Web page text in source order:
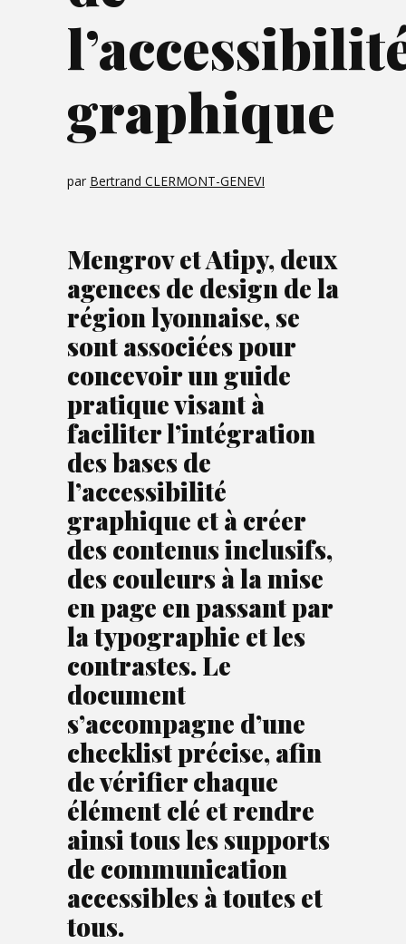
graphique
par Bertrand CLERMONT-GENEVI
Mengrov et Atipy, deux
agences de design de la
région lyonnaise, se
sont associées pour
concevoir un guide
pratique visant à
faciliter l’intégration
des bases de
l’accessibilité
graphique et à créer
des contenus inclusifs,
des couleurs à la mise
en page en passant par
la typographie et les
contrastes. Le
document
s’accompagne d’une
checklist précise, afin
de vérifier chaque
élément clé et rendre
ainsi tous les supports
de communication
accessibles à toutes et
tous.